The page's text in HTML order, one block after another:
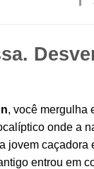
, você mergulha
onde a
jovem caçadora
entrou em